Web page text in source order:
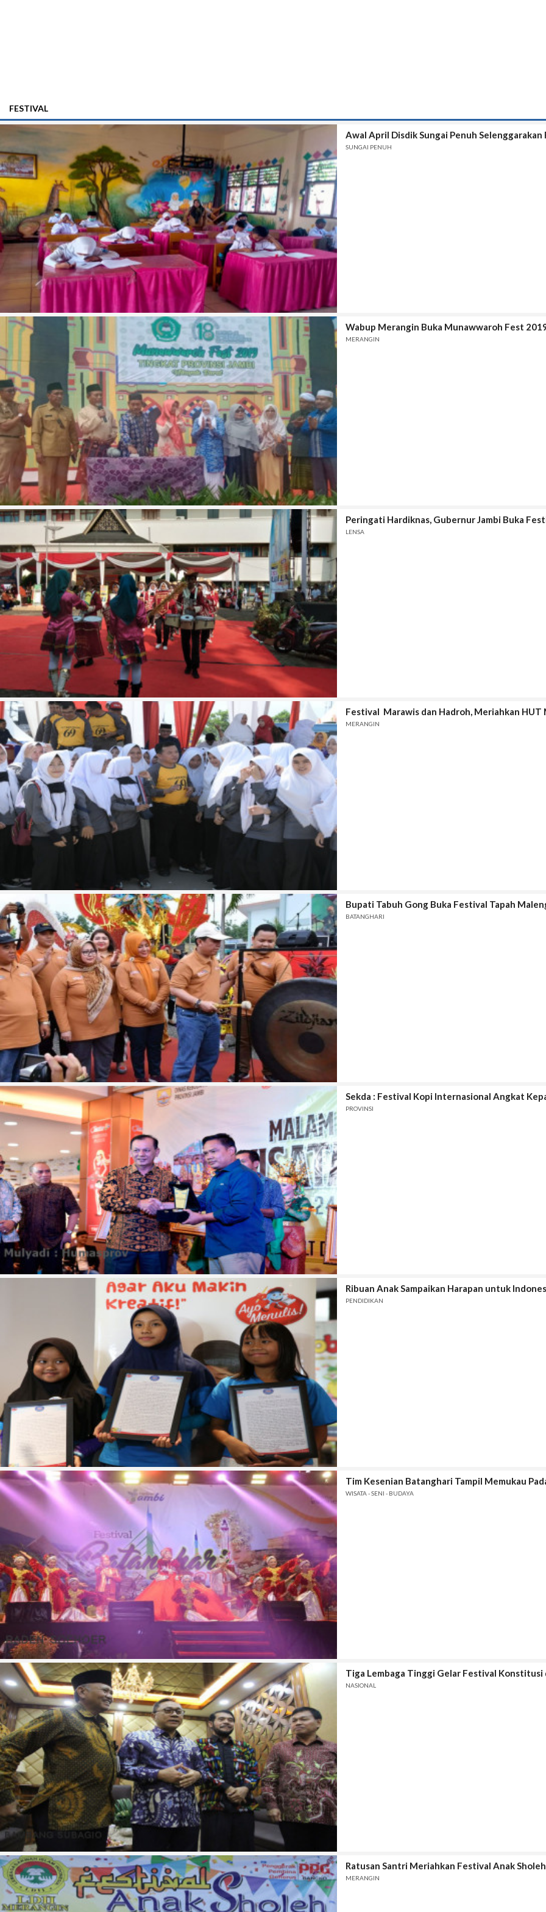
FESTIVAL
Awal April Disdik Sungai Penuh Selenggarakan
SUNGAI PENUH
Wabup Merangin Buka Munawwaroh Fest
MERANGIN
Peringati Hardiknas, Gubernur Jambi Buka
LENSA
Festival Marawis dan Hadroh, Meriahkan HUT
MERANGIN
Bupati Tabuh Gong Buka Festival Tapah
BATANGHARI
Sekda : Festival Kopi Internasional Angkat
PROVINSI
Ribuan Anak Sampaikan Harapan untuk
PENDIDIKAN
Tim Kesenian Batanghari Tampil Memukau
WISATA - SENI - BUDAYA
Tiga Lembaga Tinggi Gelar Festival
NASIONAL
Ratusan Santri Meriahkan Festival Anak Sholeh
MERANGIN